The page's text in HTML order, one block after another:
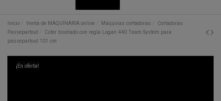
Inicio Venta de MAQUINARIA online Máquinas cortadoras
Cortadoras
Passepartout
Cúter biselado con regla Logan 440 Team System para
passepartout 101 cm
¡En oferta!